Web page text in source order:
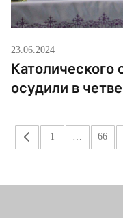
23.06.2024
Католического
осудили в
« 1 66